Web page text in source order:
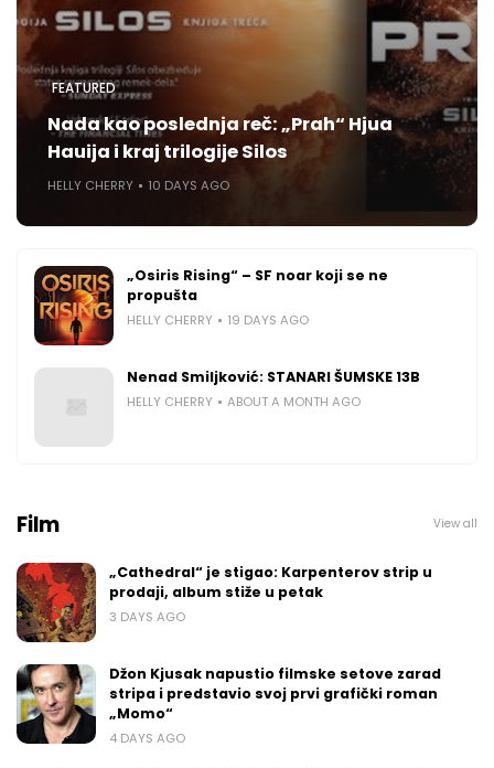
FEATURED
Nada kao poslednja reč: „Prah“ Hjua
Hauija i kraj trilogije Silos
HELLY CHERRY 10 DAYS AGO
„Osiris Rising“ – SF noar koji se ne
propušta
HELLY CHERRY 19 DAYS AGO
Nenad Smiljković: STANARI ŠUMSKE 13B
HELLY CHERRY ABOUT A MONTH AGO
Film View all
„Cathedral“ je stigao: Karpenterov strip u
prodaji, album stiže u petak
3 DAYS AGO
Džon Kjusak napustio filmske setove zarad
stripa i predstavio svoj prvi grafički roman
„Momo“
4 DAYS AGO